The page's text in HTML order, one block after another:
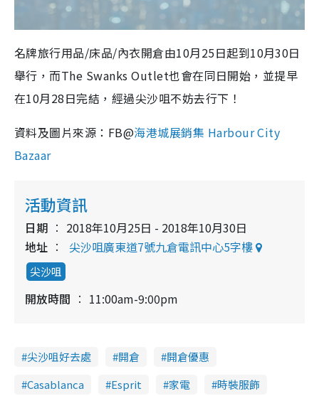
名牌旅行用品/床品/內衣開倉由10月25日起到10月30日
舉行，而The Swanks Outlet也會在同日開始，並提早
在10月28日完結，經過尖沙咀不妨去行下！
資料及圖片來源：FB@海港城展銷集 Harbour City
Bazaar
活動資訊
日期
2018年10月25日 - 2018年10月30日
地址
尖沙咀廣東道7號九倉電訊中心5字樓
尖沙咀
開放時間 11:00am-9:00pm
尖沙咀好去處 開倉
開倉優惠
Casablanca
Esprit 家電
時裝服飾